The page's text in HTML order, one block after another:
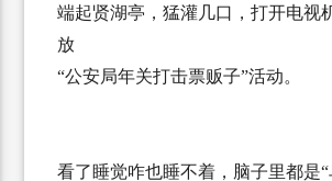
端起贤湖亭，猛灌几口，打开电视
放
“公安局年关打击票贩子”活动。
看了睡觉咋也睡不着，脑子里都是